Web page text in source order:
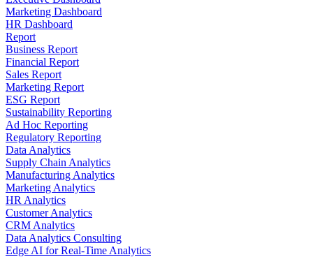
Marketing Dashboard
HR Dashboard
Report
Business Report
Financial Report
Sales Report
Marketing Report
ESG Report
Sustainability Reporting
Ad Hoc Reporting
Regulatory Reporting
Data Analytics
Supply Chain Analytics
Manufacturing Analytics
Marketing Analytics
HR Analytics
Customer Analytics
CRM Analytics
Data Analytics Consulting
Edge AI for Real-Time Analytics